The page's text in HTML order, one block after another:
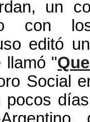
un
con
editó
llamó "
Social
pocos